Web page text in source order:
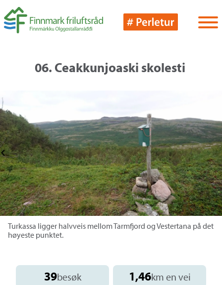
06. Ceakkunjoaski skolesti
Turkassa ligger halvveis mellom Tarmfjord og Vestertana på det
høyeste punktet.
39besøk 1,46km en vei